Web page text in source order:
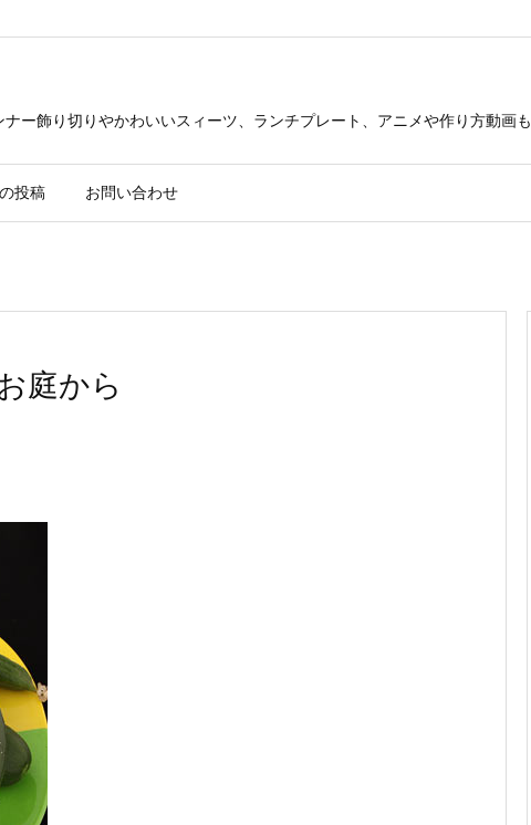
ー飾り切りやかわいいスィーツ、ランチプレート、アニメや作り方動画も
投稿 お問い合わせ
庭から